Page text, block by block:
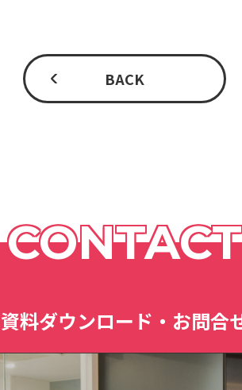
BACK
CONTACT
資料ダウンロード・お問合